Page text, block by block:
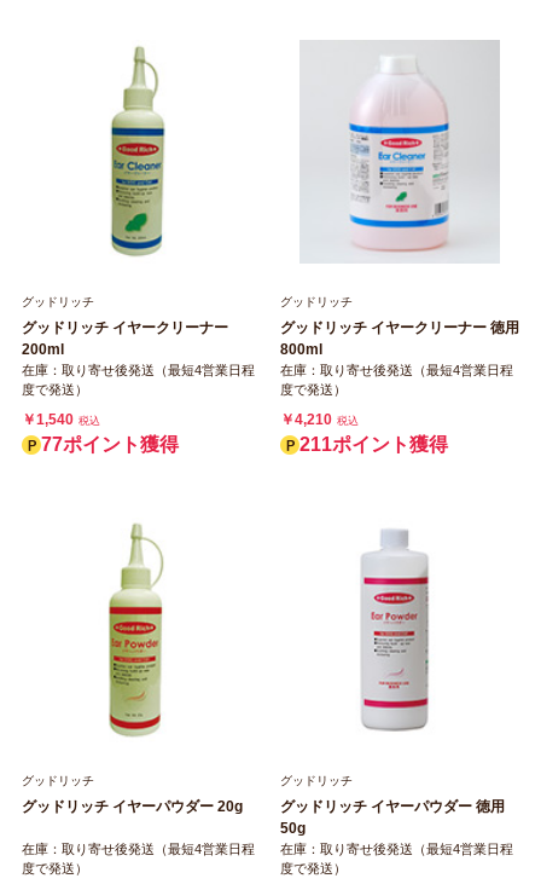
グッドリッチ
グッドリッチ イヤークリーナー
200ml
在庫：取り寄せ後発送（最短4営業日程
度で発送）
￥1,540 税込
77ポイント獲得
グッドリッチ
グッドリッチ イヤークリーナー 徳用
800ml
在庫：取り寄せ後発送（最短4営業日程
度で発送）
￥4,210 税込
211ポイント獲得
グッドリッチ
グッドリッチ イヤーパウダー 20g
在庫：取り寄せ後発送（最短4営業日程
度で発送）
グッドリッチ
グッドリッチ イヤーパウダー 徳用
50g
在庫：取り寄せ後発送（最短4営業日程
度で発送）